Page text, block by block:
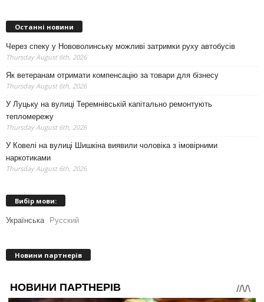
Останні новини
Через спеку у Нововолинську можливі затримки руху автобусів
Thursday August 6th, 2026
Як ветеранам отримати компенсацію за товари для бізнесу
Thursday August 6th, 2026
У Луцьку на вулиці Теремнівській капітально ремонтують
тепломережу
Thursday August 6th, 2026
У Ковелі на вулиці Шишкіна виявили чоловіка з імовірними
наркотиками
Thursday August 6th, 2026
Вибір мови:
Українська Русский
Новини партнерів